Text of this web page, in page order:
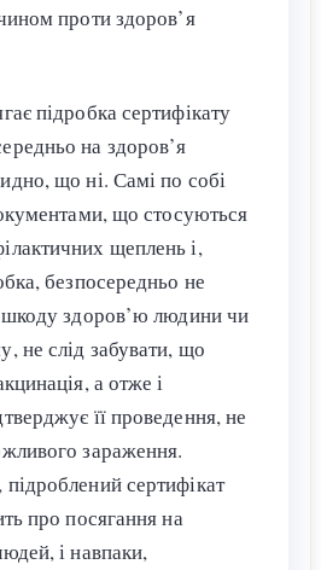
проти здоров’я
підробка сертифікату
на здоров’я
що ні. Самі по собі
що стосуються
щеплень і,
безпосередньо не
шкоду здоров’ю людини чи
не слід забувати, що
а отже і
її проведення, не
зараження.
сертифікат
про посягання на
і навпаки,